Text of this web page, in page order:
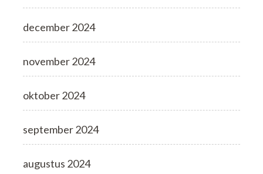
december 2024
november 2024
oktober 2024
september 2024
augustus 2024